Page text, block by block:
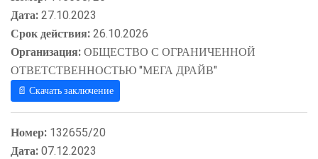
Дата:27.10.2023
Срок действия:26.10.2026
Организация:ОБЩЕСТВО С ОГРАНИЧЕННОЙ
ОТВЕТСТВЕННОСТЬЮ "МЕГА ДРАЙВ"
📄 Скачать заключение
Номер: 132655/20
Дата:07.12.2023